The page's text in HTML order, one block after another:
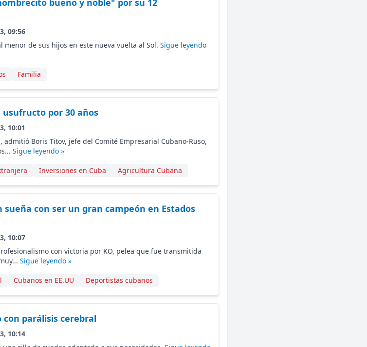
bueno y noble" por su 12
09:56
de sus hijos en este nueva vuelta al Sol. Sigue leyendo
Familia
usufructo por 30 años
10:01
Boris Titov, jefe del Comité Empresarial Cubano-Ruso,
Sigue leyendo »
Inversiones en Cuba Agricultura Cubana
con ser un gran campeón en Estados
10:07
con victoria por KO, pelea que fue transmitida
Sigue leyendo »
Cubanos en EE.UU Deportistas cubanos
con parálisis cerebral
10:14